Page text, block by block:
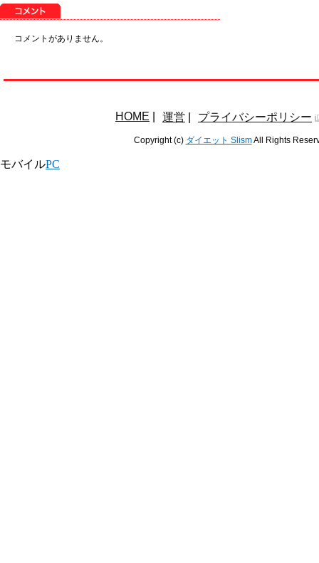
コメントがありません。
HOME 運営 プライバシーポリシー
Copyright (c) ダイエット SlismAll Rights
モバイルPC